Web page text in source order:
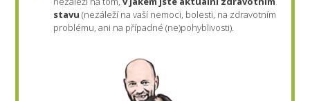
stavu(nezáleží na vaší nemoci, bolesti, na zdravotním
problému, ani na případné (ne)pohyblivosti).